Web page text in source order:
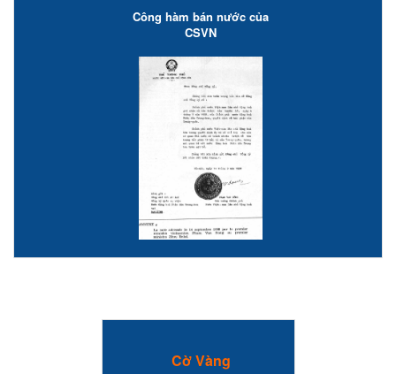
Công hàm bán nước của
CSVN
Cờ Vàng